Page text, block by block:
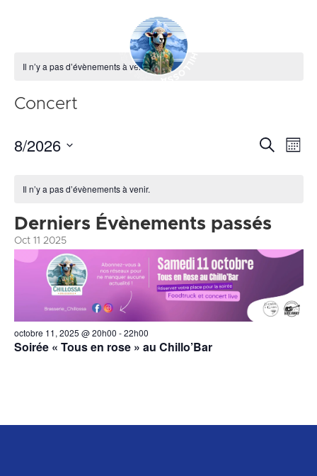
BOISSONS
CONTACT
Il n’y a pas d’évènements à venir.
Concert
vues
Recherche
de
Mois
8/2026
date.
de
Évènements
Il n’y a pas d’évènements à venir.
Derniers Évènements passés
Oct 11 2025
octobre 11, 2025 @ 20h00 -22h00
Soirée « Tous en rose » au Chillo’Bar